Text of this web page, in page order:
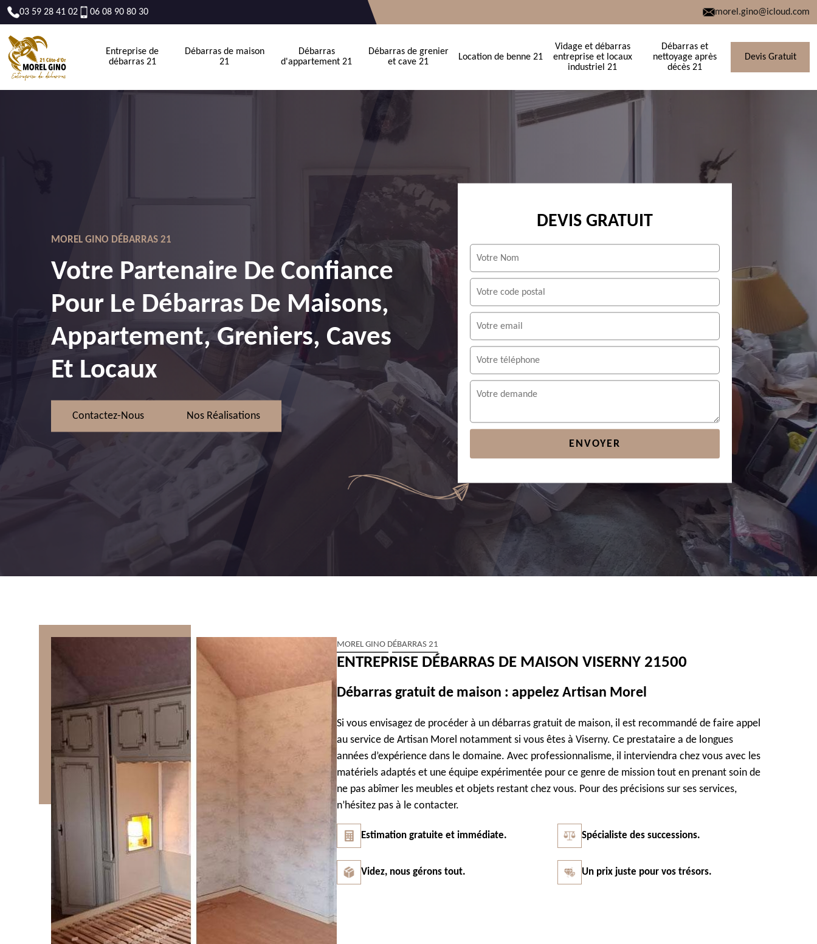
03 59 28 41 02 06 08 90 80 30 morel.gino@icloud.com
Entreprise de
débarras 21
Débarras de maison
21
Débarras
d'appartement 21
Débarras de grenier
et cave 21
Location de benne 21
Vidage et débarras
entreprise et locaux
industriel 21
Débarras et
nettoyage après
décès 21
Devis Gratuit
MOREL GINO DÉBARRAS 21
Votre Partenaire De Confiance
Pour Le Débarras De Maisons,
Appartement, Greniers, Caves
Et Locaux
Contactez-Nous Nos Réalisations
DEVIS GRATUIT
MOREL GINO DÉBARRAS 21
ENTREPRISE DÉBARRAS DE MAISON VISERNY 21500
Débarras gratuit de maison : appelez Artisan Morel
Si vous envisagez de procéder à un débarras gratuit de maison, il est recommandé de faire appel
au service de Artisan Morel notamment si vous êtes à Viserny. Ce prestataire a de longues
années d’expérience dans le domaine. Avec professionnalisme, il interviendra chez vous avec les
matériels adaptés et une équipe expérimentée pour ce genre de mission tout en prenant soin de
ne pas abîmer les meubles et objets restant chez vous. Pour des précisions sur ses services,
n’hésitez pas à le contacter.
Estimation gratuite et immédiate. Spécialiste des successions.
Videz, nous gérons tout. Un prix juste pour vos trésors.